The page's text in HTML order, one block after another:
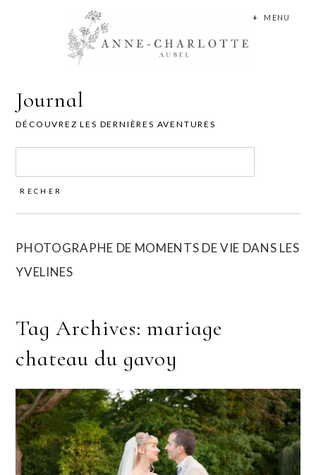
MENU
+
Journal
DÉCOUVREZ LES DERNIÈRES AVENTURES
PHOTOGRAPHE DE MOMENTS DE VIE DANS LES
YVELINES
Tag Archives:mariage
chateau du gavoy
CHATEAU DU GAVOY –
CHATEAUFORT (78) | MARIAGE
KATIA ET JEAN-PIERRE